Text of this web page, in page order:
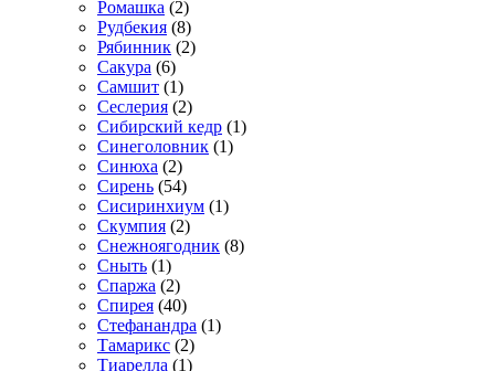
Ромашка (2)
Рудбекия (8)
Рябинник (2)
Сакура (6)
Самшит (1)
Сеслерия (2)
Сибирский кедр (1)
Синеголовник (1)
Синюха (2)
Сирень (54)
Сисиринхиум (1)
Скумпия (2)
Снежноягодник (8)
Сныть (1)
Спаржа (2)
Спирея (40)
Стефанандра (1)
Тамарикс (2)
Тиарелла (1)